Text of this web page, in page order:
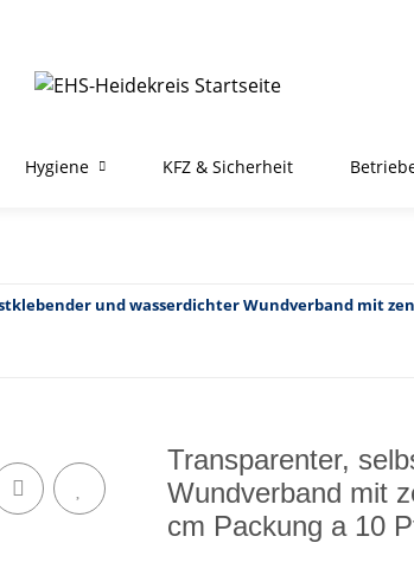
Hygiene KFZ & Sicherheit
und wasserdichter Wundverband mit
Transparenter,
Wundverband mit
cm Packung a 10